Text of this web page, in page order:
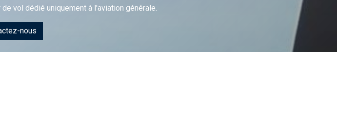
vol dédié uniquement à l'aviation générale.
nous